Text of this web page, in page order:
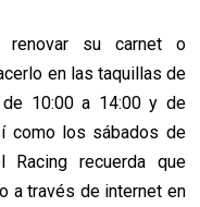
renovar su carnet o
en las taquillas de
10:00 a 14:00 y de
como los sábados de
Racing recuerda que
a través de internet en